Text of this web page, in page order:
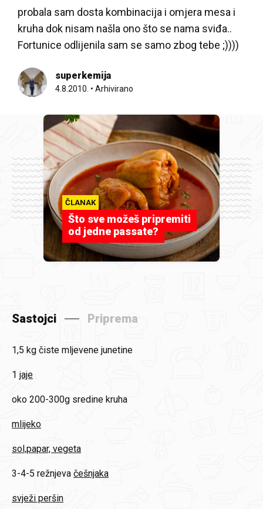
probala sam dosta kombinacija i omjera mesa i
kruha dok nisam našla ono što se nama sviđa..
Fortunice odlijenila sam se samo zbog tebe ;))))
superkemija
4.8.2010. • Arhivirano
ČLANAK
Što sve možeš pripremiti
od jedne passate?
Sastojci Priprema
1,5 kg čiste mljevene junetine
1 jaje
oko 200-300g sredine kruha
mlijeko
sol,papar, vegeta
3-4-5 režnjeva češnjaka
svježi peršin